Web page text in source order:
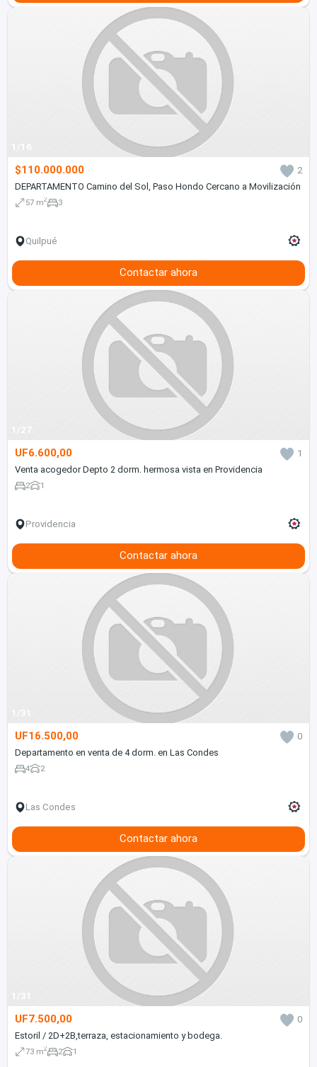
1/16
$110.000.000
2
DEPARTAMENTO Camino del Sol, Paso Hondo Cercano a Movilización
57 m2 3
Quilpué
Contactar ahora
1/27
UF6.600,00
1
Venta acogedor Depto 2 dorm. hermosa vista en Providencia
2 1
Providencia
Contactar ahora
1/31
UF16.500,00
0
Departamento en venta de 4 dorm. en Las Condes
4 2
Las Condes
Contactar ahora
1/31
UF7.500,00
0
Estoril / 2D+2B,terraza, estacionamiento y bodega.
73 m2 2 1